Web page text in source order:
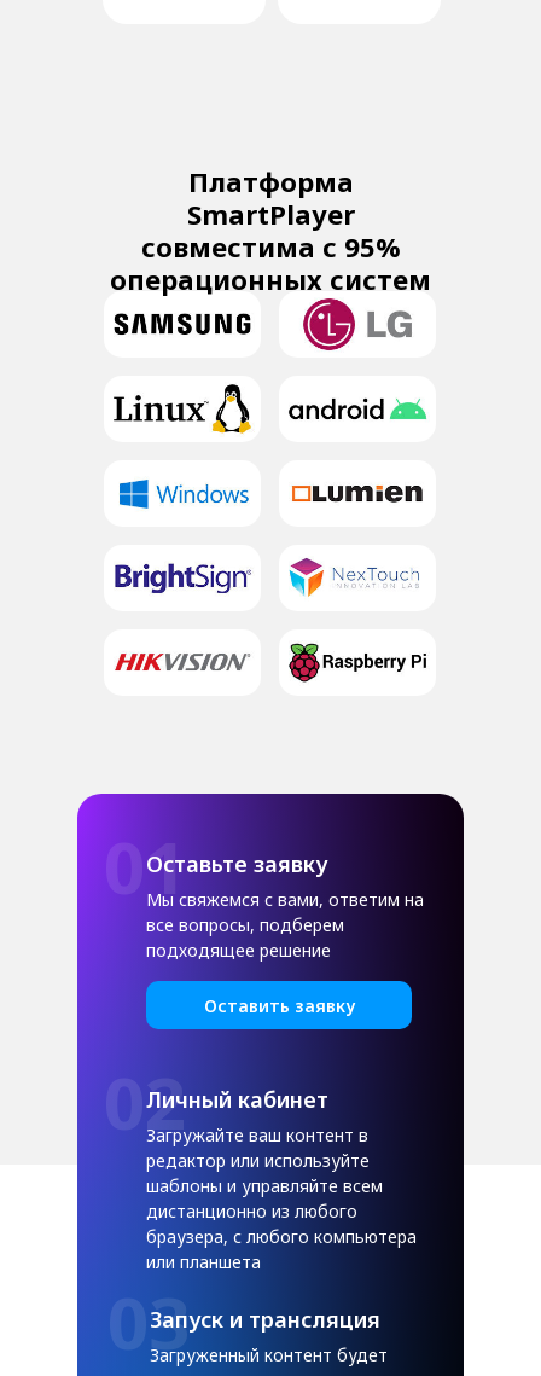
Платформа
SmartPlayer
совместима с 95%
операционных систем
Загруженный контент будет
03Запуск и трансляция
Загружайте ваш контент в
редактор или используйте
шаблоны и управляйте всем
дистанционно из любого
браузера, с любого компьютера
или планшета
02Личный кабинет
Мы свяжемся с вами, ответим на
все вопросы, подберем
подходящее решение
Оставить заявку
01Оставьте заявку